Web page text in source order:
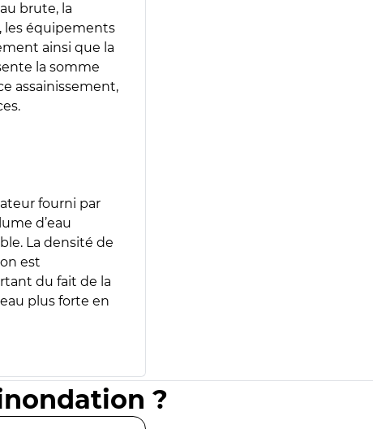
brute, la
les équipements
ainsi que la
la somme
assainissement,
fourni par
d’eau
La densité de
est
du fait de la
plus forte en
?